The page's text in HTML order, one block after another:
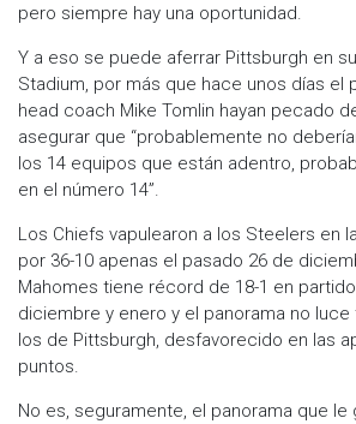
pero siempre hay una oportunidad.
Y a eso se puede aferrar Pittsburgh en
Stadium, por más que hace unos días el
head coach Mike Tomlin hayan pecado
asegurar que “probablemente no
los 14 equipos que están adentro,
en el número 14”.
Los Chiefs vapulearon a los Steelers en
por 36-10 apenas el pasado 26 de
Mahomes tiene récord de 18-1 en
diciembre y enero y el panorama no luce
los de Pittsburgh, desfavorecido en las
puntos.
No es, seguramente, el panorama que le